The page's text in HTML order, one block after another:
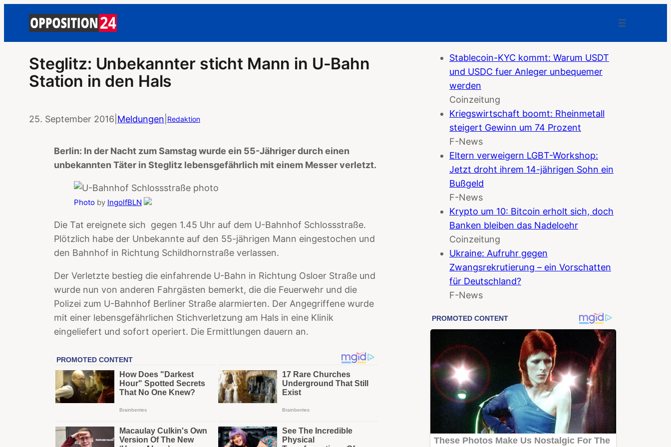
Steglitz: Unbekannter sticht Mann in U-Bahn
Station in den Hals
25. September 2016 Meldungen Redaktion
Berlin: In der Nacht zum Samstag wurde ein 55-Jähriger durch einen
unbekannten Täter in Steglitz lebensgefährlich mit einem Messer verletzt.
Photo by IngolfBLN
Die Tat ereignete sich gegen 1.45 Uhr auf dem U-Bahnhof Schlossstraße.
Plötzlich habe der Unbekannte auf den 55-jährigen Mann eingestochen und
den Bahnhof in Richtung Schildhornstraße verlassen.
Der Verletzte bestieg die einfahrende U-Bahn in Richtung Osloer Straße und
wurde nun von anderen Fahrgästen bemerkt, die die Feuerwehr und die
Polizei zum U-Bahnhof Berliner Straße alarmierten. Der Angegriffene wurde
mit einer lebensgefährlichen Stichverletzung am Hals in eine Klinik
eingeliefert und sofort operiert. Die Ermittlungen dauern an.
Stablecoin-KYC kommt: Warum USDT
und USDC fuer Anleger unbequemer
werden
Coinzeitung
Kriegswirtschaft boomt: Rheinmetall
steigert Gewinn um 74 Prozent
F-News
Eltern verweigern LGBT-Workshop:
Jetzt droht ihrem 14-jährigen Sohn ein
Bußgeld
F-News
Krypto um 10: Bitcoin erholt sich, doch
Banken bleiben das Nadeloehr
Coinzeitung
Ukraine: Aufruhr gegen
Zwangsrekrutierung – ein Vorschatten
für Deutschland?
F-News